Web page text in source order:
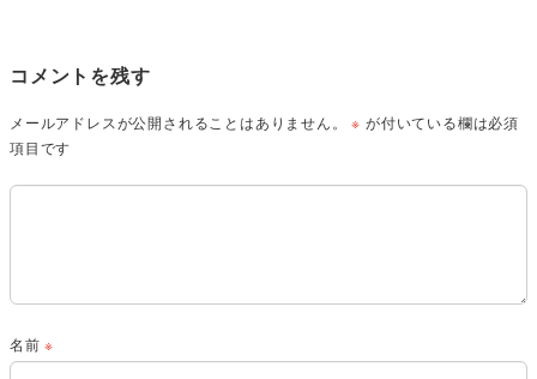
コメントを残す
メールアドレスが公開されることはありません。 ※ が付いている欄は必須
項目です
名前※